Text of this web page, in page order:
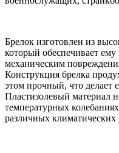
Брелок изготовлен из
который обеспечивает
механическим
Конструкция брелка
этом прочный, что делает
Пластизолевый материал
температурных
различных климатических